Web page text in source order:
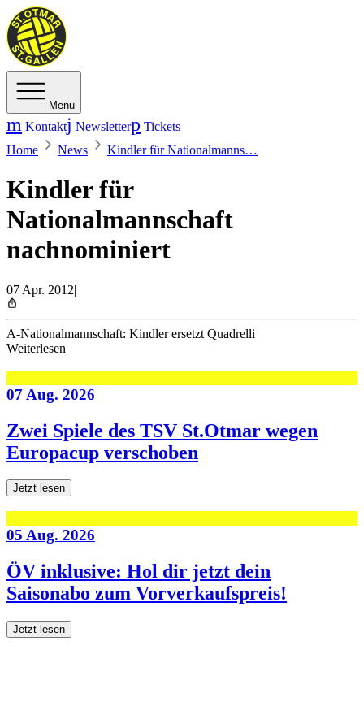
Menu
Kontakt Newsletter
Tickets
Home
News Kindler für Nationalmanns…
Kindler für
Nationalmannschaft
nachnominiert
07 Apr. 2012|
A-Nationalmannschaft: Kindler ersetzt Quadrelli
Weiterlesen
07 Aug. 2026
Zwei Spiele des TSV St.Otmar wegen
Europacup verschoben
Jetzt lesen
05 Aug. 2026
ÖV inklusive: Hol dir jetzt dein
Saisonabo zum Vorverkaufspreis!
Jetzt lesen